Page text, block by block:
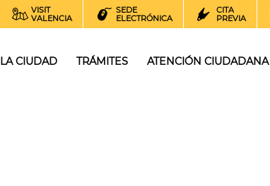
VISIT
VALENCIA
SEDE
ELECTRÓNICA
CITA
PREVIA
LA CIUDAD TRÁMITES ATENCIÓN CIUDADANA